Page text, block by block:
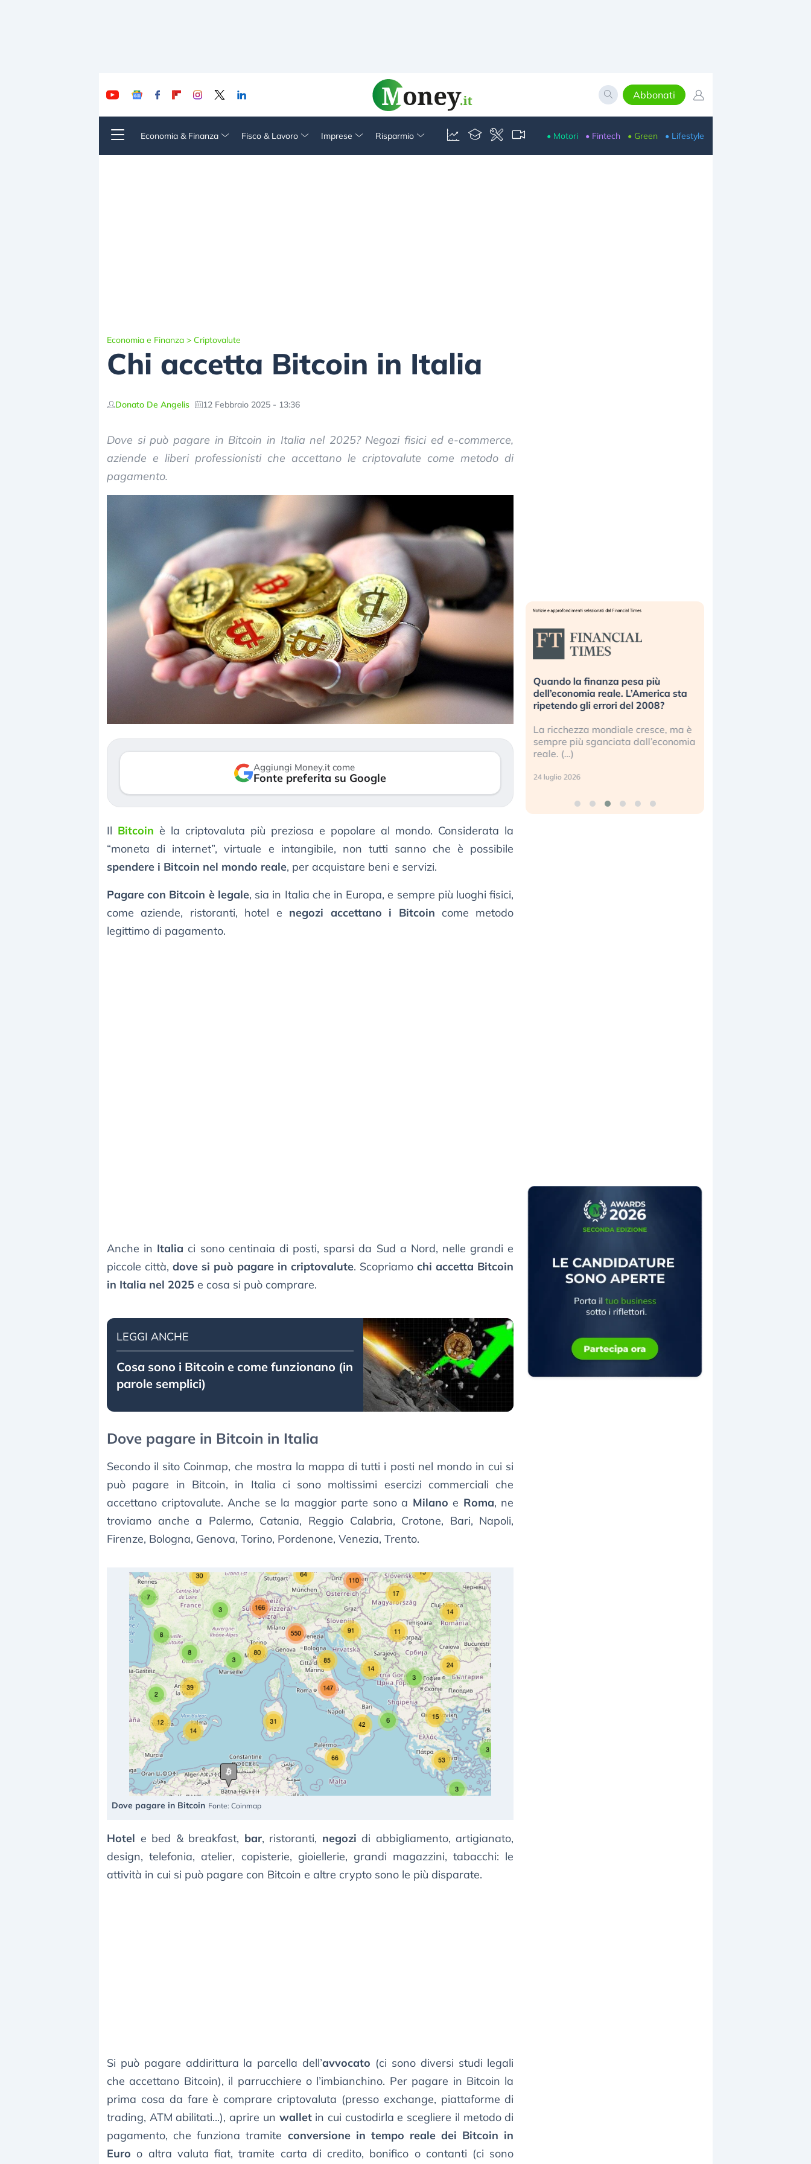
Abbonati
Economia & Finanza Fisco & Lavoro Imprese Risparmio • Motori • Fintech • Green • Lifestyle
Economia e Finanza > Criptovalute
Chi accetta Bitcoin in Italia
Donato De Angelis 12 Febbraio 2025 - 13:36
Dove si può pagare in Bitcoin in Italia nel 2025? Negozi fisici ed e-commerce,
aziende e liberi professionisti che accettano le criptovalute come metodo di
pagamento.
Aggiungi Money.it come
Fonte preferita su Google
Il Bitcoin è la criptovaluta più preziosa e popolare al mondo. Considerata la
“moneta di internet”, virtuale e intangibile, non tutti sanno che è possibile
spendere i Bitcoin nel mondo reale, per acquistare beni e servizi.
Pagare con Bitcoin è legale, sia in Italia che in Europa, e sempre più luoghi fisici,
come aziende, ristoranti, hotel e negozi accettano i Bitcoin come metodo
legittimo di pagamento.
Anche in Italia ci sono centinaia di posti, sparsi da Sud a Nord, nelle grandi e
piccole città,dove si può pagare in criptovalute. Scopriamochi accetta Bitcoin
in Italia nel 2025 e cosa si può comprare.
LEGGI ANCHE
Cosa sono i Bitcoin e come funzionano (in
parole semplici)
Dove pagare in Bitcoin in Italia
Secondo il sito Coinmap, che mostra la mappa di tutti i posti nel mondo in cui si
può pagare in Bitcoin, in Italia ci sono moltissimi esercizi commerciali che
accettano criptovalute. Anche se la maggior parte sono a Milano e Roma, ne
troviamo anche a Palermo, Catania, Reggio Calabria, Crotone, Bari, Napoli,
Firenze, Bologna, Genova, Torino, Pordenone, Venezia, Trento.
Dove pagare in Bitcoin Fonte: Coinmap
Hotel e bed & breakfast, bar, ristoranti, negozi di abbigliamento, artigianato,
design, telefonia, atelier, copisterie, gioiellerie, grandi magazzini, tabacchi: le
attività in cui si può pagare con Bitcoin e altre crypto sono le più disparate.
Si può pagare addirittura la parcella dell’avvocato (ci sono diversi studi legali
che accettano Bitcoin), il parrucchiere o l’imbianchino. Per pagare in Bitcoin la
prima cosa da fare è comprare criptovaluta (presso exchange, piattaforme di
trading, ATM abilitati...), aprire un walletin cui custodirla e scegliere il metodo di
pagamento, che funziona tramite conversione in tempo reale dei Bitcoin in
Euro o altra valuta fiat, tramite carta di credito, bonifico o contanti (ci sono
Dalle valutazioni estreme alla
correzione. Cosa sta guidando il
mostrando segni di stanchezza
verso le (…)
«La mia vita è rovinata». Investitori
in preda al panico dopo lo scoppio
della bolla AI
Kospi, mentre gli investitori retail (…)
30 luglio 2026
Quando la finanza pesa più
dell’economia reale. L’America sta
ripetendo gli errori del 2008?
La ricchezza mondiale cresce, ma è
sempre più sganciata dall’economia
reale. (…)
24 luglio 2026